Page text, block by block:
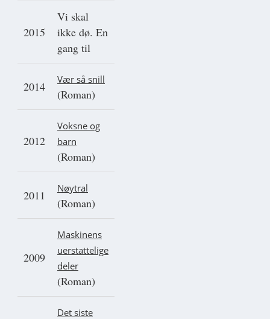
2015
Vi skal
ikke dø. En
gang til
2014 Vær så snill
(Roman)
2012
Voksne og
barn
(Roman)
2011 Nøytral
(Roman)
2009
Maskinens
uerstattelige
deler
(Roman)
Det siste